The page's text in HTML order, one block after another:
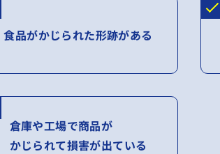
食品がかじられた形跡がある
倉庫や工場で商品が
かじられて損害が出ている